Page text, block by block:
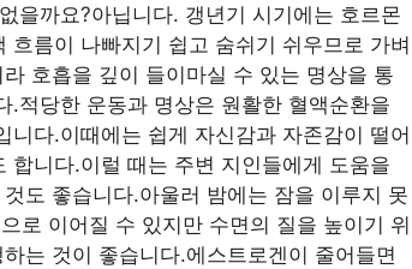
을까요?아닙니다. 갱년기 시기에는 호르몬
름이 나빠지기 쉽고 숨쉬기 쉬우므로 가벼
호흡을 깊이 들이마실 수 있는 명상을 통
적당한 운동과 명상은 원활한 혈액순환을
다.이때에는 쉽게 자신감과 자존감이 떨어
니다.이럴 때는 주변 지인들에게 도움을
도 좋습니다.아울러 밤에는 잠을 이루지 못
로 이어질 수 있지만 수면의 질을 높이기 위
는 것이 좋습니다.에스트로겐이 줄어들면